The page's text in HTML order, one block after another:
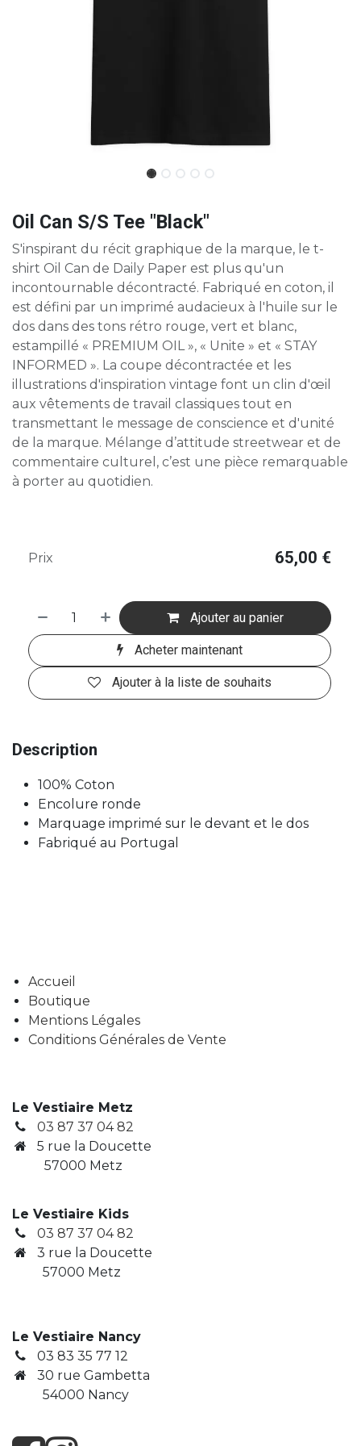
Oil Can S/S Tee "Black"
S'inspirant du récit graphique de la marque, le t-
shirt Oil Can de Daily Paper est plus qu'un
incontournable décontracté. Fabriqué en coton, il
est défini par un imprimé audacieux à l'huile sur le
dos dans des tons rétro rouge, vert et blanc,
estampillé « PREMIUM OIL », « Unite » et « STAY
INFORMED ». La coupe décontractée et les
illustrations d'inspiration vintage font un clin d'œil
aux vêtements de travail classiques tout en
transmettant le message de conscience et d'unité
de la marque. Mélange d’attitude streetwear et de
commentaire culturel, c’est une pièce remarquable
à porter au quotidien.
Ajouter au panier
Acheter maintenant
Ajouter à la liste de souhaits
Prix 65,00 €
Description
100% Coton
Encolure ronde
Marquage imprimé sur le devant et le dos
Fabriqué au Portugal
Accueil
Boutique
Mentions Légales
Conditions Générales de Vente
Le Vestiaire Metz
03 87 37 04 82
5 rue la Doucette
57000 Metz
Le Vestiaire Kids
03 87 37 04 82
3 rue la Doucette
​ 57000 Metz
Le Vestiaire Nancy
03 83 35 77 12
30 rue Gambetta
​ 54000 Nancy